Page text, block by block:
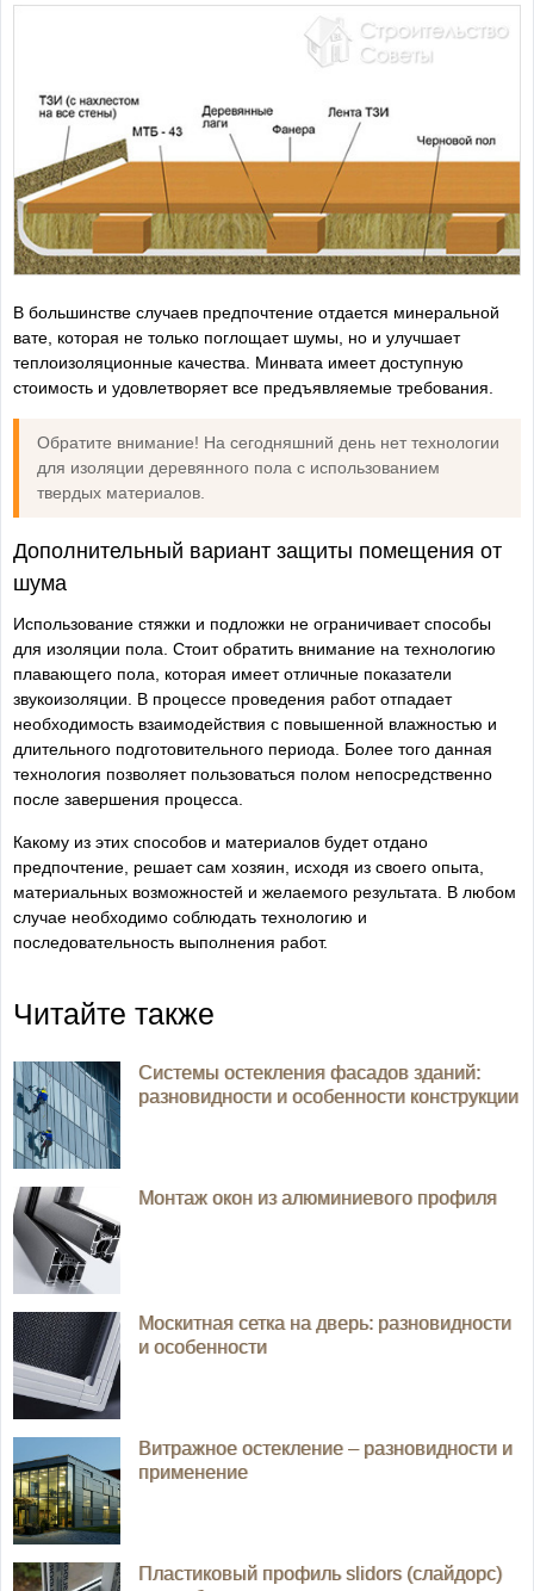
В большинстве случаев предпочтение отдается минеральной
вате, которая не только поглощает шумы, но и улучшает
теплоизоляционные качества. Минвата имеет доступную
стоимость и удовлетворяет все предъявляемые требования.
Обратите внимание! На сегодняшний день нет технологии
для изоляции деревянного пола с использованием
твердых материалов.
Дополнительный вариант защиты помещения от
шума
Использование стяжки и подложки не ограничивает способы
для изоляции пола. Стоит обратить внимание на технологию
плавающего пола, которая имеет отличные показатели
звукоизоляции. В процессе проведения работ отпадает
необходимость взаимодействия с повышенной влажностью и
длительного подготовительного периода. Более того данная
технология позволяет пользоваться полом непосредственно
после завершения процесса.
Какому из этих способов и материалов будет отдано
предпочтение, решает сам хозяин, исходя из своего опыта,
материальных возможностей и желаемого результата. В любом
случае необходимо соблюдать технологию и
последовательность выполнения работ.
Читайте также
Системы остекления фасадов зданий:
разновидности и особенности конструкции
Монтаж окон из алюминиевого профиля
Москитная сетка на дверь: разновидности
и особенности
Витражное остекление – разновидности и
применение
Пластиковый профиль slidors (слайдорс)